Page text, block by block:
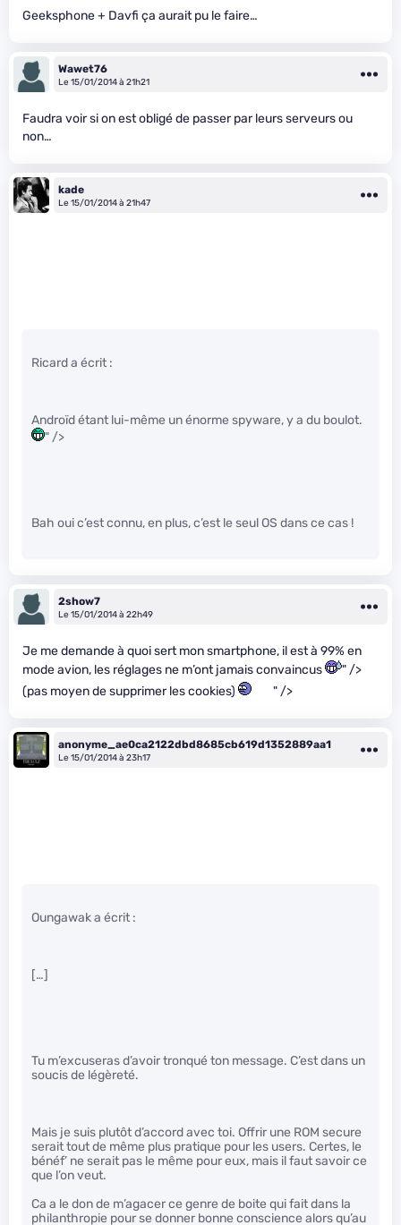
Geeksphone + Davfi ça aurait pu le faire…
Wawet76
Le 15/01/2014 à 21h21
Faudra voir si on est obligé de passer par leurs serveurs ou
non…
kade
Le 15/01/2014 à 21h47
Ricard a écrit :
Androïd étant lui-même un énorme spyware, y a du boulot.
" />
Bah oui c’est connu, en plus, c’est le seul OS dans ce cas !
2show7
Le 15/01/2014 à 22h49
Je me demande à quoi sert mon smartphone, il est à 99% en
mode avion, les réglages ne m’ont jamais convaincus
" />
(pas moyen de supprimer les cookies)
" />
anonyme_ae0ca2122dbd8685cb619d1352889aa1
Le 15/01/2014 à 23h17
Oungawak a écrit :
[…]
Tu m’excuseras d’avoir tronqué ton message. C’est dans un
soucis de légèreté.
Mais je suis plutôt d’accord avec toi. Offrir une ROM secure
serait tout de même plus pratique pour les users. Certes, le
bénéf’ ne serait pas le même pour eux, mais il faut savoir ce
que l’on veut.
Ca a le don de m’agacer ce genre de boite qui fait dans la
philanthropie pour se donner bonne conscience alors qu’au